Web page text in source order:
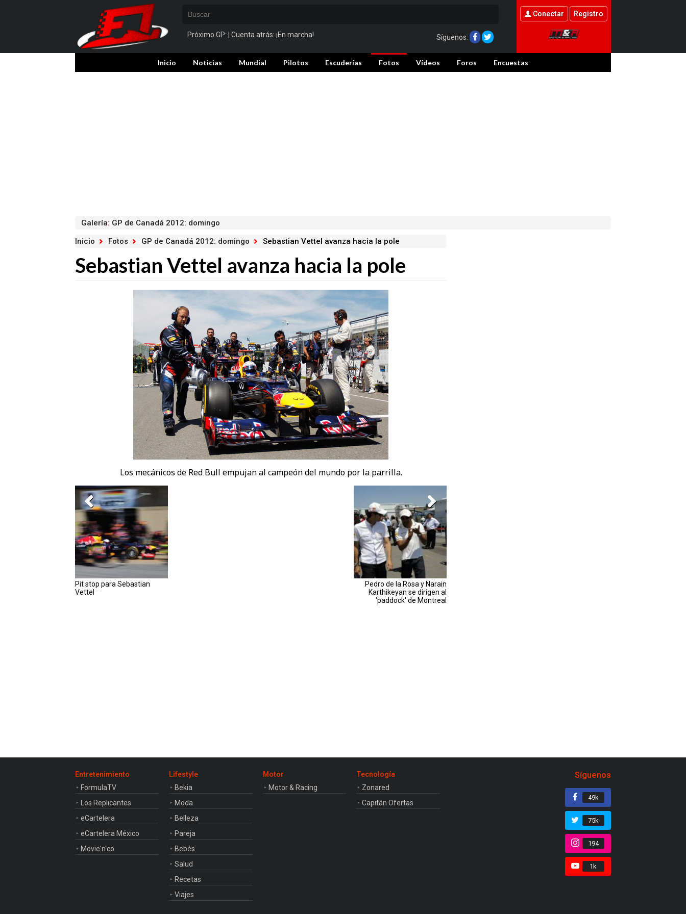
Próximo GP: | Cuenta atrás: ¡En marcha! Síguenos:
Conectar Registro
Inicio Noticias Mundial Pilotos Escuderías Fotos Vídeos Foros Encuestas
Galería: GP de Canadá 2012: domingo
Inicio
Fotos GP de Canadá 2012: domingo Sebastian Vettel avanza hacia la pole
Sebastian Vettel avanza hacia la pole
Los mecánicos de Red Bull empujan al campeón del mundo por la parrilla.
Pit stop para Sebastian
Vettel
Pedro de la Rosa y Narain
Karthikeyan se dirigen al
'paddock' de Montreal
Entretenimiento
FormulaTV
Los Replicantes
eCartelera
eCartelera México
Movie'n'co
Lifestyle
Bekia
Moda
Belleza
Pareja
Bebés
Salud
Recetas
Viajes
Motor
Motor & Racing
Tecnología
Zonared
Capitán Ofertas
Síguenos
49k
75k
194
1k